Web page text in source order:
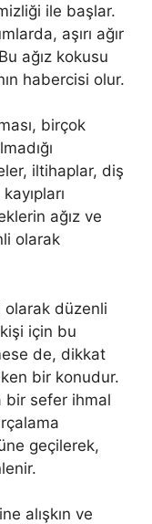
ile başlar.
aşırı ağır
ağız kokusu
habercisi olur.
birçok
iltihaplar, diş
ağız ve
olarak
olarak düzenli
için bu
de, dikkat
bir konudur.
bir sefer ihmal
geçilerek,
alışkın ve